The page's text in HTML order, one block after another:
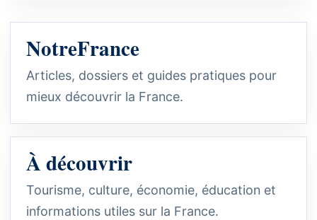
NotreFrance
Articles, dossiers et guides pratiques pour
mieux découvrir la France.
À découvrir
Tourisme, culture, économie, éducation et
informations utiles sur la France.